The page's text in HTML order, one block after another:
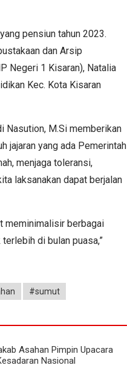
pensiun tahun 2023.
dan Arsip
Negeri 1 Kisaran), Natalia
Kec. Kota Kisaran
Nasution, M.Si memberikan
jajaran yang ada Pemerintah
menjaga toleransi,
laksanakan dapat berjalan
meminimalisir berbagai
di bulan puasa,”
#sumut
Asahan Pimpin Upacara
Nasional